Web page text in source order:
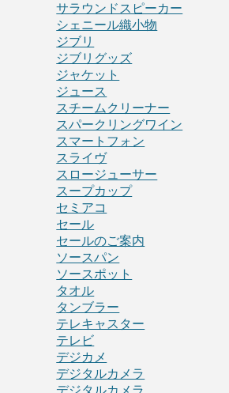
サラウンドスピーカー
シェニール織小物
ジブリ
ジブリグッズ
ジャケット
ジュース
スチームクリーナー
スパークリングワイン
スマートフォン
スライヴ
スロージューサー
スープカップ
セミアコ
セール
セールのご案内
ソースパン
ソースポット
タオル
タンブラー
テレキャスター
テレビ
デジカメ
デジタルカメラ
デジタルカメラ